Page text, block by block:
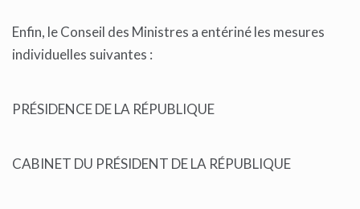
Enfin, le Conseil des Ministres a entériné les mesures
individuelles suivantes :
PRÉSIDENCE DE LA RÉPUBLIQUE
CABINET DU PRÉSIDENT DE LA RÉPUBLIQUE